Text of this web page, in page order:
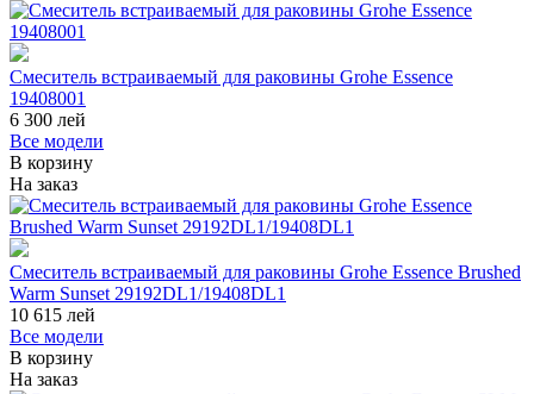
Смеситель встраиваемый для раковины Grohe Essence
19408001
6 300 лей
Все модели
В корзину
На заказ
Смеситель встраиваемый для раковины Grohe Essence Brushed
Warm Sunset 29192DL1/19408DL1
10 615 лей
Все модели
В корзину
На заказ